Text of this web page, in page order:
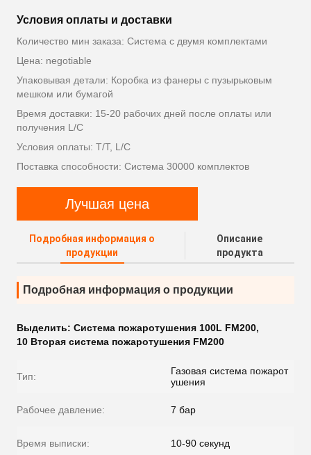
Условия оплаты и доставки
Количество мин заказа: Система с двумя комплектами
Цена: negotiable
Упаковывая детали: Коробка из фанеры с пузырьковым
мешком или бумагой
Время доставки: 15-20 рабочих дней после оплаты или
получения L/C
Условия оплаты: T/T, L/C
Поставка способности: Система 30000 комплектов
Лучшая цена
Подробная информация о
продукции
Описание
продукта
Подробная информация о продукции
Выделить: Система пожаротушения 100L FM200,
10 Вторая система пожаротушения FM200
Тип:
Газовая система пожарот
ушения
Рабочее давление: 7 бар
Время выписки: 10-90 секунд